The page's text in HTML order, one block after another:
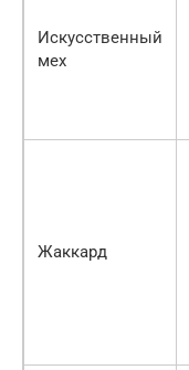
Искусственный
мех
Жаккард